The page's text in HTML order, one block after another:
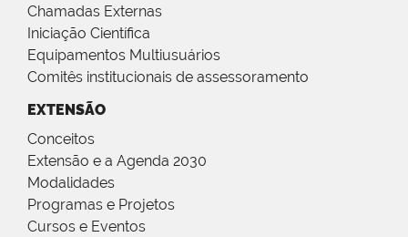
Chamadas Externas
Iniciação Científica
Equipamentos Multiusuários
Comitês institucionais de assessoramento
EXTENSÃO
Conceitos
Extensão e a Agenda 2030
Modalidades
Programas e Projetos
Cursos e Eventos